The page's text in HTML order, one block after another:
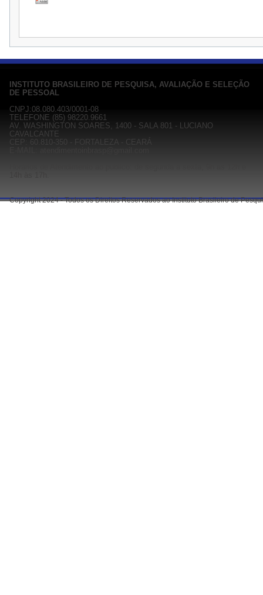
INSTITUTO BRASILEIRO DE PESQUISA, AVALIAÇÃO E SELEÇÃO
DE PESSOAL
CNPJ:08.080.403/0001-08
TELEFONE (85) 98220.9661
AV. WASHINGTON SOARES, 1400 - SALA 801 - LUCIANO
CAVALCANTE
CEP: 60.810-350 - FORTALEZA - CEARÁ
Copyright 2024 - Todos os Direitos Reservados ao Instituto Brasileiro de